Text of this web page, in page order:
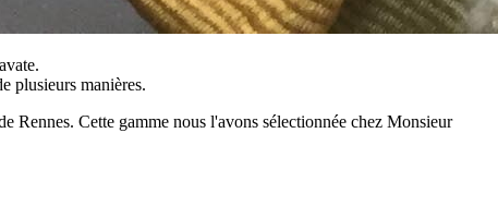
plusieurs manières.
Rennes. Cette gamme nous l'avons sélectionnée chez Monsieur